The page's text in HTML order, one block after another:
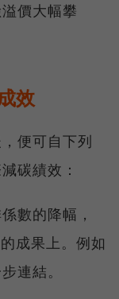
價大幅攀
效
便可自下列
碳績效：
數的降幅，
成果上。例如
連結。